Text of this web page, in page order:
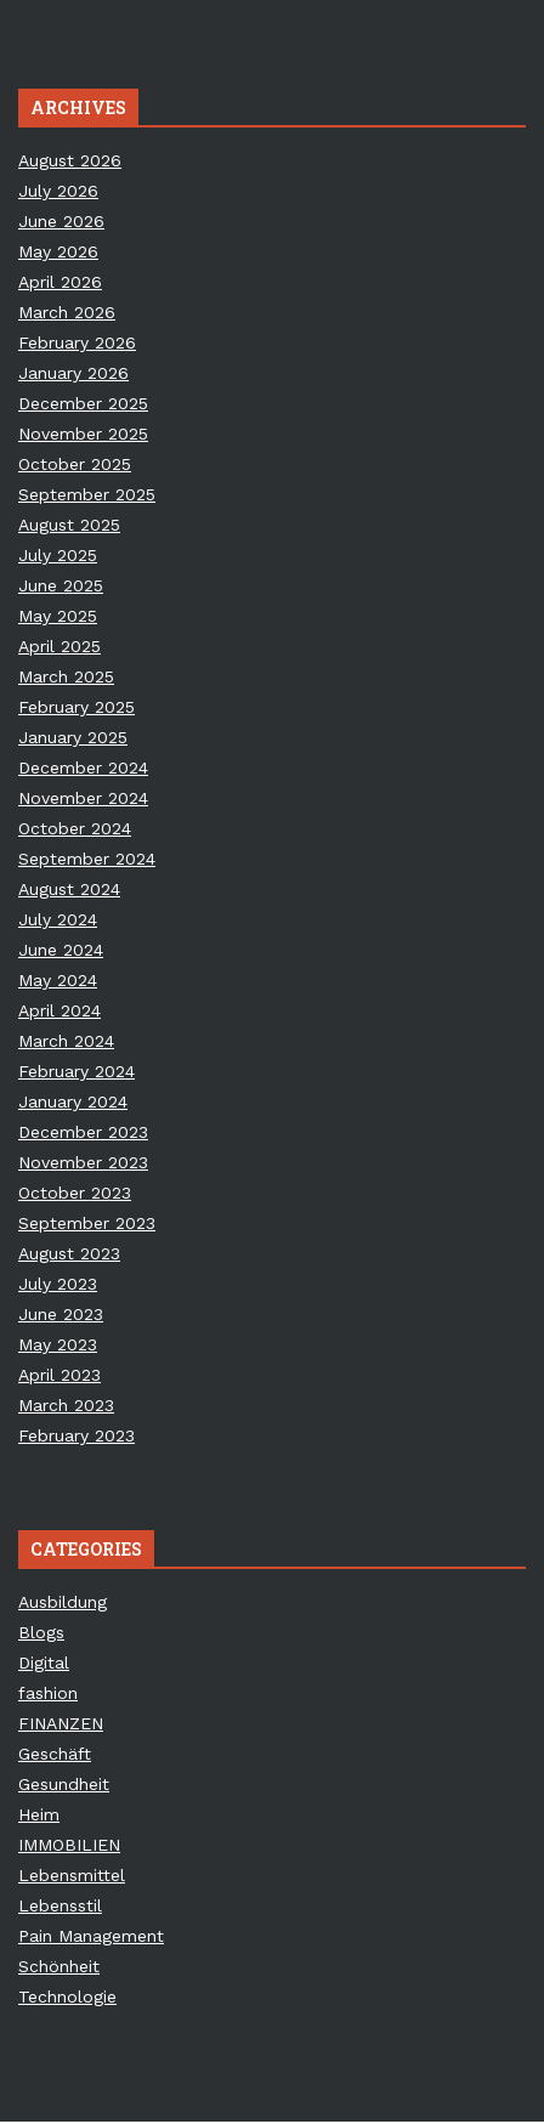
ARCHIVES
August 2026
July 2026
June 2026
May 2026
April 2026
March 2026
February 2026
January 2026
December 2025
November 2025
October 2025
September 2025
August 2025
July 2025
June 2025
May 2025
April 2025
March 2025
February 2025
January 2025
December 2024
November 2024
October 2024
September 2024
August 2024
July 2024
June 2024
May 2024
April 2024
March 2024
February 2024
January 2024
December 2023
November 2023
October 2023
September 2023
August 2023
July 2023
June 2023
May 2023
April 2023
March 2023
February 2023
CATEGORIES
Ausbildung
Blogs
Digital
fashion
FINANZEN
Geschäft
Gesundheit
Heim
IMMOBILIEN
Lebensmittel
Lebensstil
Pain Management
Schönheit
Technologie